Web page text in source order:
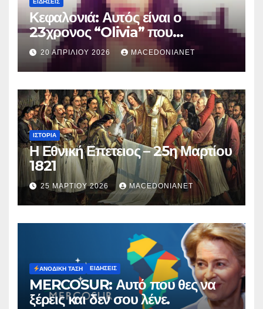
ΕΙΔΉΣΕΙΣ
Κεφαλονιά: Αυτός είναι ο
23χρονος “Olivia” που
κατηγορείται για τον θάνατο της
Μυρτούς
20 ΑΠΡΙΛΊΟΥ 2026 MACEDONIANET
ΙΣΤΟΡΊΑ
Η Εθνική Επετειος – 25η Μαρτίου
1821
25 ΜΑΡΤΊΟΥ 2026 MACEDONIANET
ΑΝΟΔΙΚΉ ΤΆΣΗ ΕΙΔΉΣΕΙΣ
MERCOSUR: Αυτό που θες να
ξέρεις και δεν σου λένε.